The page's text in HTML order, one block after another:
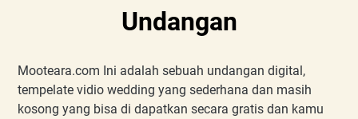
Undangan
Mooteara.com Ini adalah sebuah undangan digital,
tempelate vidio wedding yang sederhana dan masih
kosong yang bisa di dapatkan secara gratis dan kamu